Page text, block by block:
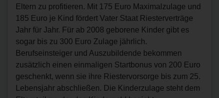
Eltern zu profitieren. Mit 175 Euro Maximalzulage und
185 Euro je Kind fördert Vater Staat Riesterverträge
Jahr für Jahr. Für ab 2008 geborene Kinder gibt es
sogar bis zu 300 Euro Zulage jährlich.
Berufseinsteiger und Auszubildende bekommen
zusätzlich einen einmaligen Startbonus von 200 Euro
geschenkt, wenn sie ihre Riestervorsorge bis zum 25.
Lebensjahr abschließen. Die Kinderzulage steht dem